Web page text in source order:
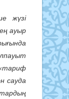
жүзі
ауыр
сауда